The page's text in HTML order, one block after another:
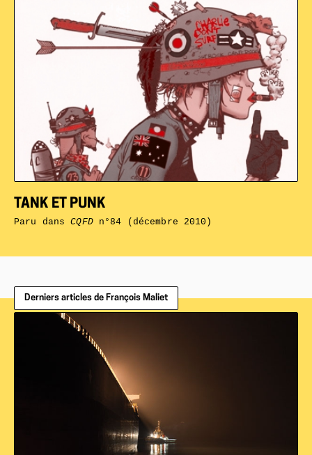
TANK ET PUNK
Paru dansCQFDn°84 (décembre 2010)
Derniers articles de François Maliet